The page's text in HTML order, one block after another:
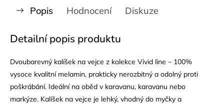
Popis Hodnocení Diskuze
Detailní popis produktu
Dvoubarevný kalíšek na vejce z kolekce Vivid line – 100%
vysoce kvalitní melamin, prakticky nerozbitný a odolný proti
poškrábání. Ideální na oběd v karavanu, karavanu nebo
markýze. Kalíšek na vejce je lehký, vhodný do myčky a